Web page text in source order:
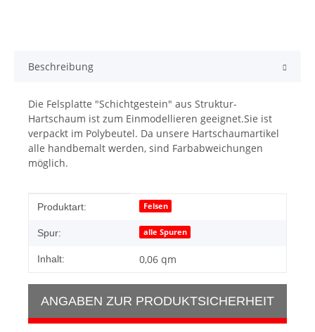
Beschreibung
Die Felsplatte "Schichtgestein" aus Struktur-
Hartschaum ist zum Einmodellieren geeignet.Sie ist
verpackt im Polybeutel. Da unsere Hartschaumartikel
alle handbemalt werden, sind Farbabweichungen
möglich.
Produkteigenschaft
Wert
Produktart: Felsen
Spur: alle Spuren
Inhalt: 0,06 qm
ANGABEN ZUR PRODUKTSICHERHEIT